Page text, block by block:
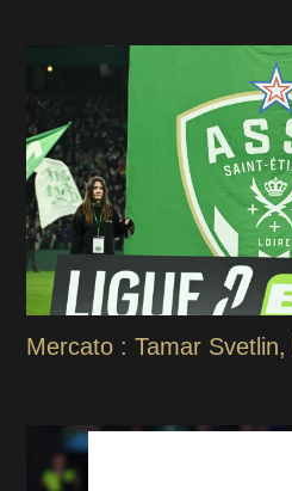
Mercato : Tamar